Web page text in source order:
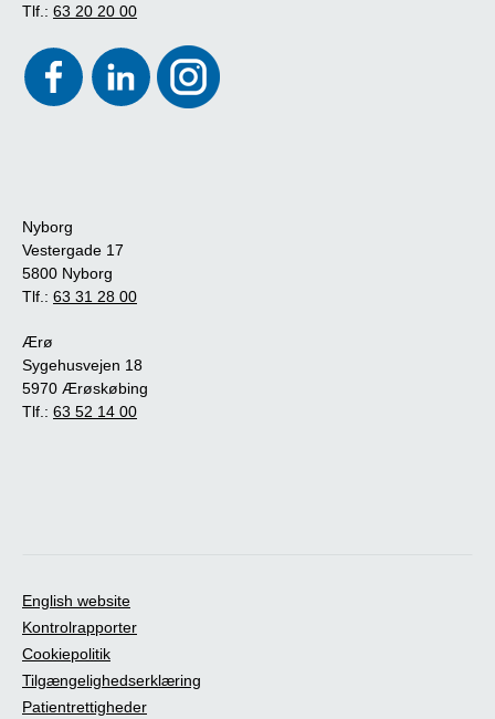
Tlf.: 63 20 20 00
Nyborg
Vestergade 17
5800 Nyborg
Tlf.: 63 31 28 00
Ærø
Sygehusvejen 18
5970 Ærøskøbing
Tlf.: 63 52 14 00
English website
Kontrolrapporter
Cookiepolitik
Tilgængelighedserklæring
Patientrettigheder